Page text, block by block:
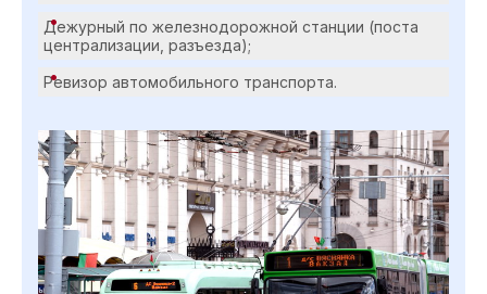
Дежурный по железнодорожной станции (поста
централизации, разъезда);
Ревизор автомобильного транспорта.